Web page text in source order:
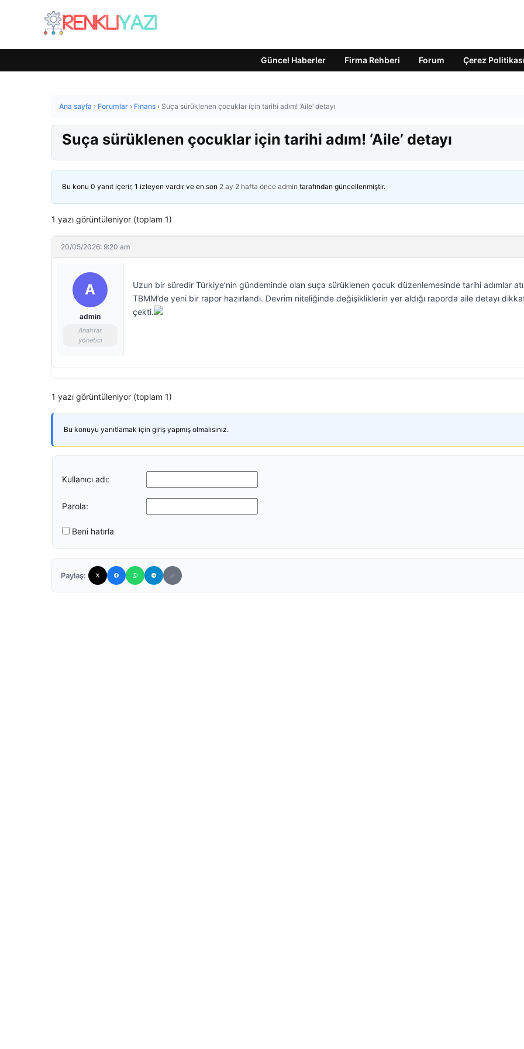
Güncel Haberler Firma Rehberi Forum Çerez Politikası
Ana sayfa › Forumlar › Finans › Suça sürüklenen çocuklar için tarihi adım! ‘Aile’ detayı
Suça sürüklenen çocuklar için tarihi adım! ‘Aile’ detayı
Bu konu 0 yanıt içerir, 1 izleyen vardır ve en son 2 ay 2 hafta önce admin tarafından güncellenmiştir.
1 yazı görüntüleniyor (toplam 1)
20/05/2026: 9:20 am
A
admin
Anahtar
yönetici
Uzun bir süredir Türkiye’nin gündeminde olan suça sürüklenen çocuk düzenlemesinde tarihi adımlar
TBMM’de yeni bir rapor hazırlandı. Devrim niteliğinde değişikliklerin yer aldığı raporda aile detayı
çekti.
1 yazı görüntüleniyor (toplam 1)
Bu konuyu yanıtlamak için giriş yapmış olmalısınız.
Kullanıcı adı:
Parola:
Beni hatırla
Paylaş: